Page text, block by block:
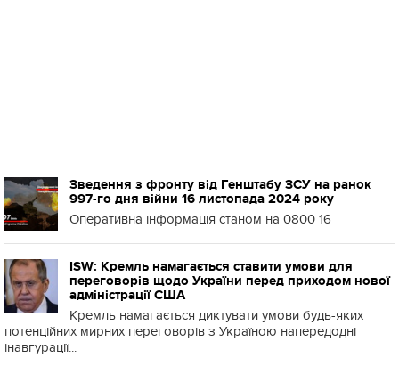
Зведення з фронту від Генштабу ЗСУ на ранок
997-го дня війни 16 листопада 2024 року
Оперативна інформація станом на 0800 16
ISW: Кремль намагається ставити умови для
переговорів щодо України перед приходом нової
адміністрації США
Кремль намагається диктувати умови будь-яких
потенційних мирних переговорів з Україною напередодні
інавгурації...